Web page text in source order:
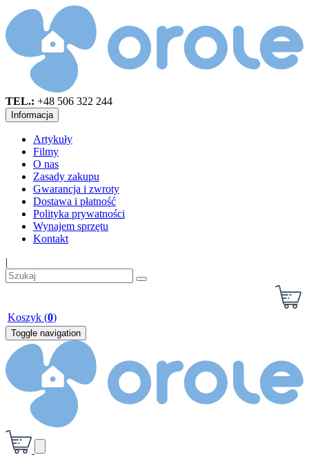
TEL.: +48 506 322 244
Informacja
Artykuły
Filmy
O nas
Zasady zakupu
Gwarancja i zwroty
Dostawa i płatność
Polityka prywatności
Wynajem sprzętu
Kontakt
|
Koszyk (0)
Toggle navigation